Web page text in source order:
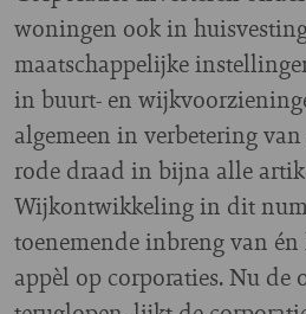
woningen ook in
maatschappelijke
in buurt- en
algemeen in verbetering
rode draad in bijna alle
Wijkontwikkeling in dit
toenemende inbreng van
appèl op corporaties. Nu de